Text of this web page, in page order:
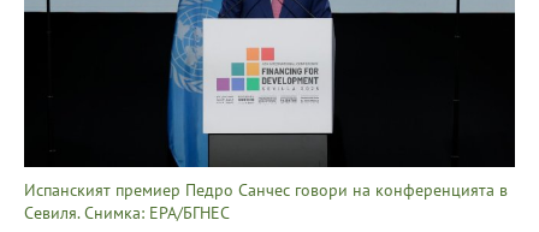
Испанският премиер Педро Санчес говори на конференцията в
Севиля. Снимка: EPA/БГНЕС